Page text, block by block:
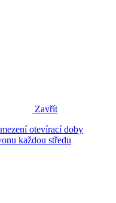
Zavřít
otevírací doby
každou středu